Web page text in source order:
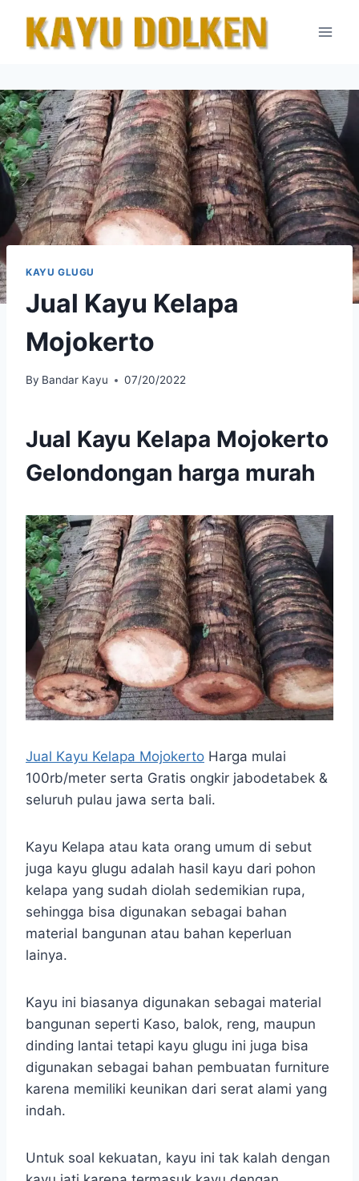
content
KAYU GLUGU
Jual Kayu Kelapa
Mojokerto
By Bandar Kayu 07/20/2022
Jual Kayu Kelapa Mojokerto
Gelondongan harga murah
Jual Kayu Kelapa Mojokerto Harga mulai
100rb/meter serta Gratis ongkir jabodetabek &
seluruh pulau jawa serta bali.
Kayu Kelapa atau kata orang umum di sebut
juga kayu glugu adalah hasil kayu dari pohon
kelapa yang sudah diolah sedemikian rupa,
sehingga bisa digunakan sebagai bahan
material bangunan atau bahan keperluan
lainya.
Kayu ini biasanya digunakan sebagai material
bangunan seperti Kaso, balok, reng, maupun
dinding lantai tetapi kayu glugu ini juga bisa
digunakan sebagai bahan pembuatan furniture
karena memiliki keunikan dari serat alami yang
indah.
Untuk soal kekuatan, kayu ini tak kalah dengan